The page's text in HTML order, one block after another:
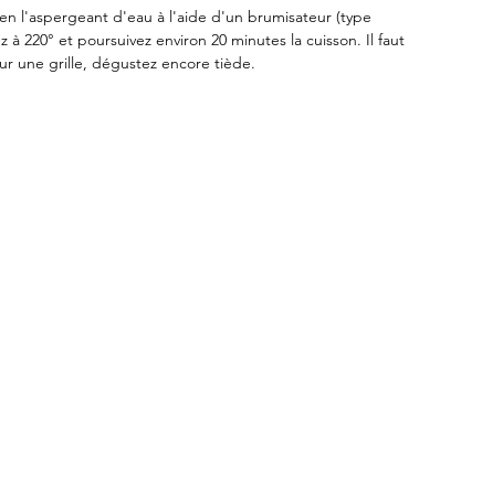
l'aspergeant d'eau à l'aide d'un brumisateur (type
220° et poursuivez environ 20 minutes la cuisson. Il faut
une grille, dégustez encore tiède.